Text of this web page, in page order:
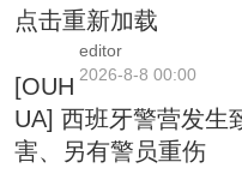
点击重新加载
editor
2026-8-8 00:00
[OUH
UA] 西班牙警营发生
害、另有警员重伤